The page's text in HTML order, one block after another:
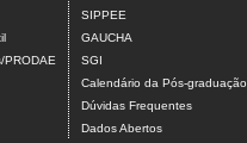
PRODAE
SIPPEE
GAUCHA
SGI
Calendário da Pós-graduação
Dúvidas Frequentes
Dados Abertos